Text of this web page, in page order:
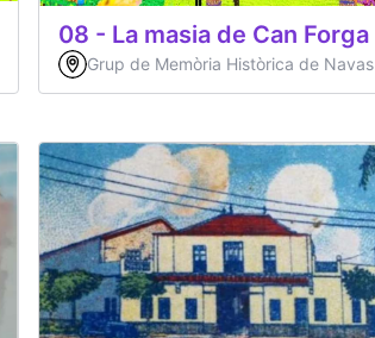
08 - La masia de Can Forga
Grup de Memòria Històrica de Navas